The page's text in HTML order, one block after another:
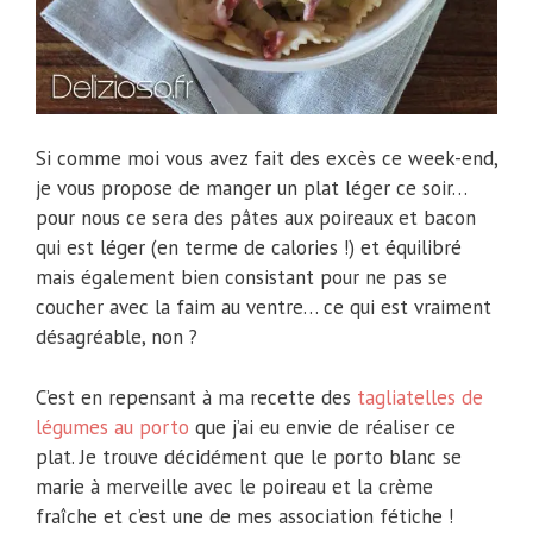
Si comme moi vous avez fait des excès ce week-end,
je vous propose de manger un plat léger ce soir…
pour nous ce sera des pâtes aux poireaux et bacon
qui est léger (en terme de calories !) et équilibré
mais également bien consistant pour ne pas se
coucher avec la faim au ventre… ce qui est vraiment
désagréable, non ?
C’est en repensant à ma recette des tagliatelles de
légumes au porto que j’ai eu envie de réaliser ce
plat. Je trouve décidément que le porto blanc se
marie à merveille avec le poireau et la crème
fraîche et c’est une de mes association fétiche !